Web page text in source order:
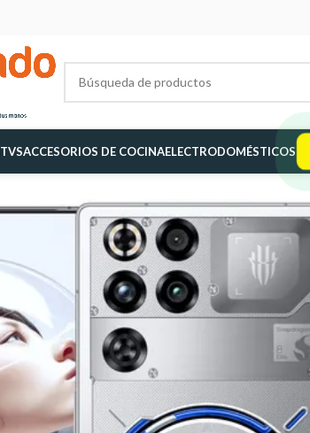
TVSACCESORIOS DE COCINAELECTRODOMÉSTICOS